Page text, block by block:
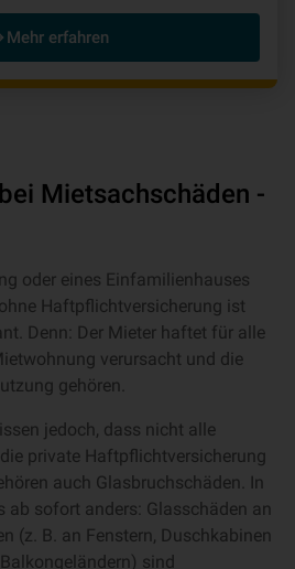
Mehr erfahren
Mietsachschäden -
oder eines Einfamilienhauses
Haftpflichtversicherung ist
Denn: Der Mieter haftet für alle
verursacht und die
gehören.
jedoch, dass nicht alle
private Haftpflichtversicherung
auch Glasbruchschäden. In
ab sofort anders: Glasschäden an
(z. B. an Fenstern, Duschkabinen
sind